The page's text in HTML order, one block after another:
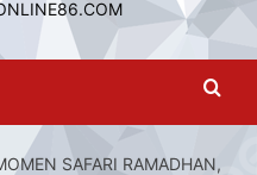
SAFARI RAMADHAN,